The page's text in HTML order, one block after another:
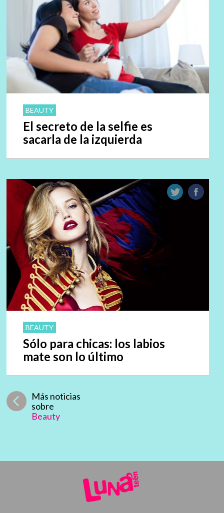
BEAUTY
El secreto de la selfie es
sacarla de la izquierda
BEAUTY
Sólo para chicas: los labios
mate son lo último
Más noticias
sobre
Beauty